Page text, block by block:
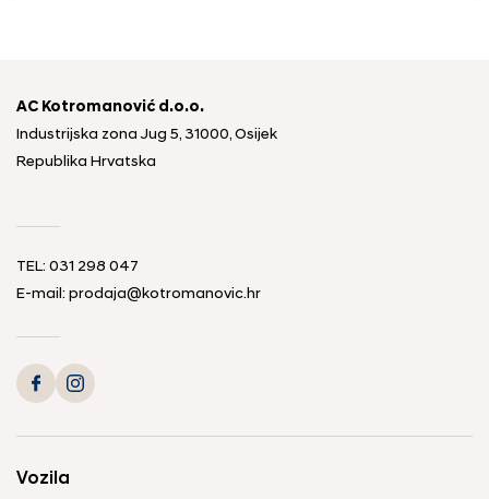
AC Kotromanović d.o.o.
Industrijska zona Jug 5, 31000, Osijek
Republika Hrvatska
TEL: 031 298 047
E-mail: prodaja@kotromanovic.hr
Vozila